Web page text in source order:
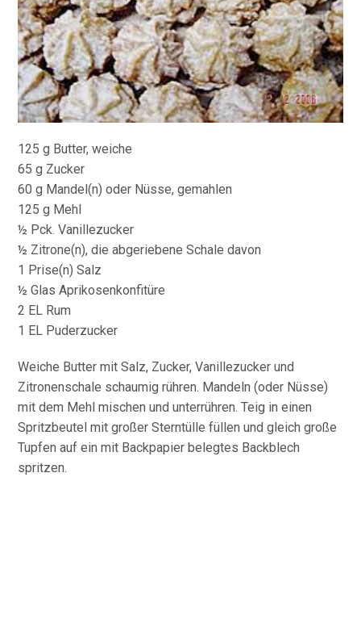
125 g Butter, weiche
65 g Zucker
60 g Mandel(n) oder Nüsse, gemahlen
125 g Mehl
½ Pck. Vanillezucker
½ Zitrone(n), die abgeriebene Schale davon
1 Prise(n) Salz
½ Glas Aprikosenkonfitüre
2 EL Rum
1 EL Puderzucker
Weiche Butter mit Salz, Zucker, Vanillezucker und
Zitronenschale schaumig rühren. Mandeln (oder Nüsse)
mit dem Mehl mischen und unterrühren. Teig in einen
Spritzbeutel mit großer Sterntülle füllen und gleich große
Tupfen auf ein mit Backpapier belegtes Backblech
spritzen.